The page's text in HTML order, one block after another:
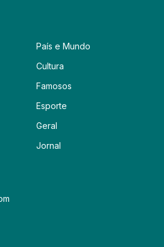
País e Mundo
Cultura
Famosos
Esporte
Geral
Jornal